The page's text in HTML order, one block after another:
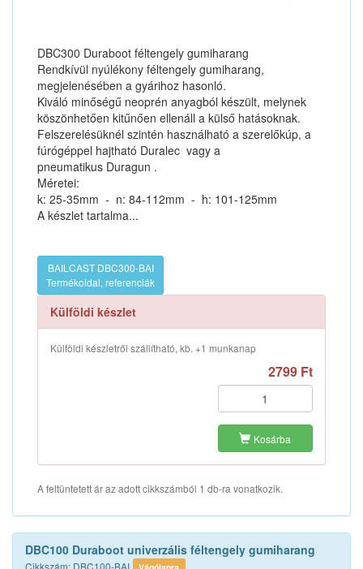
DBC300 Duraboot féltengely gumiharang
Rendkívül nyúlékony féltengely gumiharang,
megjelenésében a gyárihoz hasonló.
Kiváló minőségű neoprén anyagból készült, melynek
köszönhetően kitűnően ellenáll a külső hatásoknak.
Felszerelésüknél szintén használható a szerelőkúp, a
fúrógéppel hajtható Duralec vagy a
pneumatikus Duragun .
Méretei:
k: 25-35mm - n: 84-112mm - h: 101-125mm
A készlet tartalma...
BAILCAST DBC300-BAI
Termékoldal, referenciák
Külföldi készlet
Külföldi készletről szállítható, kb. +1 munkanap
2799 Ft
Kosárba
A feltüntetett ár az adott cikkszámból 1 db-ra vonatkozik.
DBC100 Duraboot univerzális féltengely gumiharang
Cikkszám: DBC100-BAI